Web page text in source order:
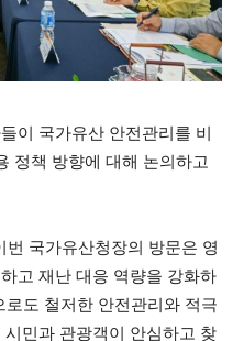
이 국가유산 안전관리를 비
정책 방향에 대해 논의하고
국가유산청장의 방문은 영
고 재난 대응 역량을 강화하
로도 철저한 안전관리와 적극
민과 관광객이 안심하고 찾